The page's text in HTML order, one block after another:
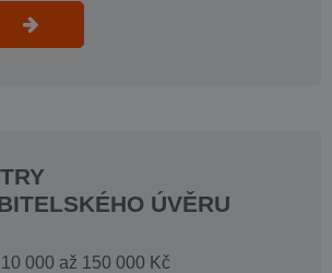
ÚVĚRU
000 až 150 000 Kč